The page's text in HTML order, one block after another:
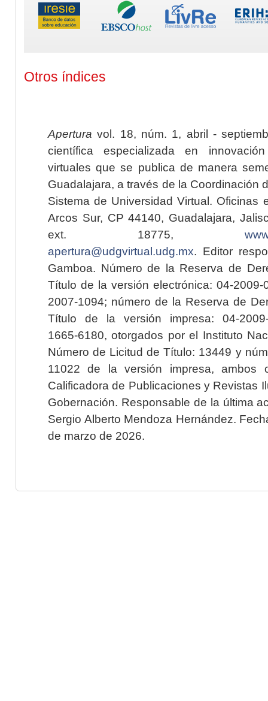
Otros índices
Apertura vol. 18, núm. 1, abril -
científica especializada en
virtuales que se publica de manera
Guadalajara, a través de la Coordinación
Sistema de Universidad Virtual. Oficinas
Arcos Sur, CP 44140, Guadalajara,
ext. 18775,
apertura@udgvirtual.udg.mx. Editor
Gamboa. Número de la Reserva de
Título de la versión electrónica: 04-2009-
2007-1094; número de la Reserva de
Título de la versión impresa: 04-2009-
1665-6180, otorgados por el Instituto
Número de Licitud de Título: 13449 y
11022 de la versión impresa, ambos
Calificadora de Publicaciones y Revistas
Gobernación. Responsable de la última
Sergio Alberto Mendoza Hernández.
de marzo de 2026.